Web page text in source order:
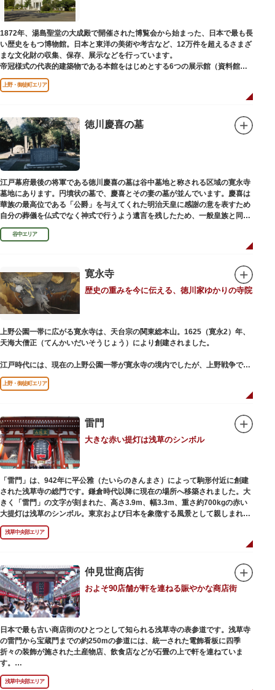
授与所では、期間・数量限定のお守りや御朱印も授与されているので要チェ
ック。手塚治虫のユニコのお守りなど愛らしいものがありますよ。
1872年、湯島聖堂の大成殿で開催された博覧会から始まった、日本で最も長
い歴史をもつ博物館。日本と東洋の美術や考古など、12万件を超えるさまざ
まな文化財の収集、保存、展示などを行っています。
帝冠様式の代表的建築物である本館をはじめとする6つの展示館（資料館）
からなり、89件の国宝を所蔵。常に貴重な文化財を公開し、講座や講演会、
ワークショップなどを実施しています。国宝や重要文化財などの名品をたど
りながら、真の美術史を堪能し価値あるひと時を過ごしてみてはいかがでし
吹き抜けのエントランスに大理石の大階段がある本館では、壁時計やステン
ドグラスなど格調高い内部装飾にも注目してみてください。初めて来館する
方や時間が限られている方などに向け提案されたコース（日本美術入門／た
てものめぐり／仏像大好き）を参考にめぐるのも良いでしょう。
敷地内にはレストランやミュージアムショップのほか緑豊かな庭園も。季節
ごとの彩りを感じながらゆったりと散策するのもおすすめです。
上野・御徒町エリア
徳川慶喜の墓
江戸幕府最後の将軍である徳川慶喜の墓は谷中墓地と称される区域の寛永寺
墓地にあります。円墳状の墓で、慶喜とその妻の墓が並んでいます。慶喜は
華族の最高位である「公爵」を与えてくれた明治天皇に感謝の意を表すため
自分の葬儀を仏式でなく神式で行うよう遺言を残したため、一般皇族と同じ
ような円墳が建てられました。
谷中エリア
寛永寺
歴史の重みを今に伝える、徳川家ゆかりの寺院
上野公園一帯に広がる寛永寺は、天台宗の関東総本山。1625（寛永2）年、
天海大僧正（てんかいだいそうじょう）により創建されました。
江戸時代には、現在の上野公園一帯が寛永寺の境内でしたが、上野戦争でそ
の多くを焼失。現在は根本中堂をはじめ開山堂（両大師）、不忍池辯天堂、
上野大仏（パゴダ）、輪王殿などの建造物が上野公園とその周辺に点在して
います。戦火を免れた輪王寺門跡御本坊表門、徳川将軍霊廟勅額門など重要
清水観音堂の舞台前に復元された「月の松」は、浮世絵師歌川広重の「名所
江戸百景」にも描かれていることで有名。丸い形の松から不忍池辯天堂を見
下ろす風流な景観は、絶好のフォトスポットとなっています。
東叡山（とうえいざん）という山号は、東の「比叡山延暦寺」を意味してお
り、比叡山や京都の有名寺院になぞらえて上野の山に数多くの堂舎が建立さ
れました。本尊は薬師瑠璃光如来（やくしるりこうにょらい）で、伝教大師
最澄が自ら彫ったと伝えられる秘仏です。徳川歴代将軍の祈祷寺と菩提寺を
兼ね、御霊廟には6名の将軍が埋葬されています。
上野・御徒町エリア
雷門
大きな赤い提灯は浅草のシンボル
「雷門」は、942年に平公雅（たいらのきんまさ）によって駒形付近に創建
された浅草寺の総門です。鎌倉時代以降に現在の場所へ移築されました。大
きく「雷門」の文字が刻まれた、高さ3.9m、幅3.3m、重さ約700kgの赤い
大提灯は浅草のシンボル。東京および日本を象徴する風景として親しまれ、
フォトスポットとしても国内外の観光客を魅了し続けています。
提灯の底部に施された見事な龍の彫刻や、門の北側（風神雷神の背後）に安
置されている浅草寺の護法善神「天龍像」と「金龍像」も見どころ。正式名
ます。日没から23時頃までは雷門や浅草寺がライトアップされ、昼間とは違
った荘厳な雰囲気に包まれます。
何度も焼失と再建を繰り返し、現在の雷門は1960年に松下電器産業（現パナ
ソニック）の松下幸之助氏の寄進により再建されたものです。
浅草中央部エリア
仲見世商店街
およそ90店舗が軒を連ねる賑やかな商店街
日本で最も古い商店街のひとつとして知られる浅草寺の表参道です。浅草寺
の雷門から宝蔵門までの約250mの参道には、統一された電飾看板に四季
折々の装飾が施された土産物店、飲食店などが石畳の上で軒を連ねていま
す。
人形焼や手焼きせんべいをはじめ、団子や揚げまんじゅう、雷おこしなどの
銘菓、和傘や扇子など伝統工芸品も並び、歩いているだけで浅草らしさを感
浅草中央部エリア